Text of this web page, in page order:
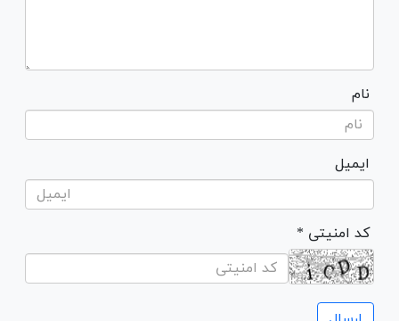
نام
ایمیل
* کد امنیتی